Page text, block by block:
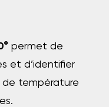
permet de
et d’identifier
température